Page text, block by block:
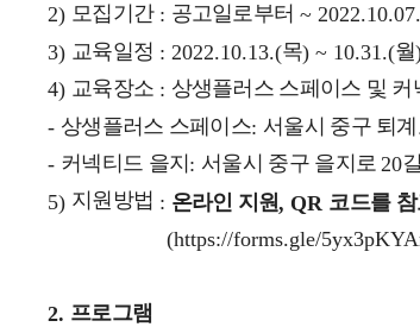
2) 모집기간 : 공고일로부터 ~
3) 교육일정 : 2022.10.13.(목) ~ 10.31.(월
4) 교육장소 : 상생플러스 스페이스 및
- 상생플러스 스페이스: 서울시 중구 퇴
- 커넥티드 을지: 서울시 중구 을지로 20길
5) 지원방법 : 온라인 지원, QR 코드를
(https://forms.gle/
2. 프로그램